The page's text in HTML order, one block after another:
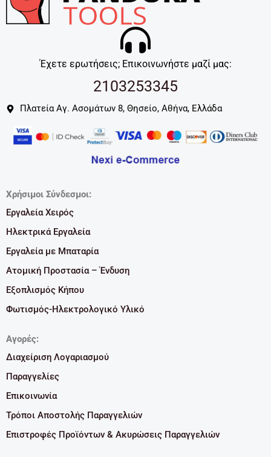
Έχετε ερωτήσεις; Επικοινωνήστε μαζί μας:
2103253345
Πλατεία Αγ. Ασομάτων 8, Θησείο, Αθήνα, Ελλάδα
Χρήσιμοι Σύνδεσμοι:
Εργαλεία Χειρός
Ηλεκτρικά Εργαλεία
Εργαλεία με Μπαταρία
Ατομική Προστασία – Ένδυση
Εξοπλισμός Κήπου
Φωτισμός-Ηλεκτρολογικό Υλικό
Αγορές:
Διαχείριση Λογαριασμού
Παραγγελίες
Επικοινωνία
Τρόποι Αποστολής Παραγγελιών
Επιστροφές Προϊόντων & Ακυρώσεις Παραγγελιών